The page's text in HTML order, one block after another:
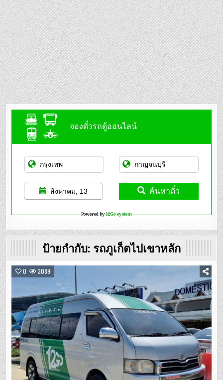
จองตั๋วรถตู้ออนไลน์
สิงหาคม, 13 ค้นหาตั๋ว
Powered by12Go system
ป้ายกำกับ: รถภูเก็ตไปเขาหลัก
0 3089